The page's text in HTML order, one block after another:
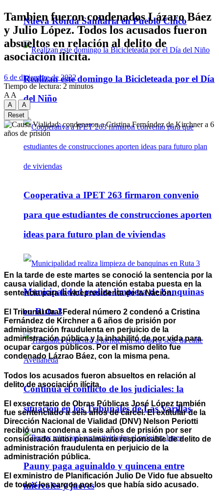
Nueva Ronda Sanitaria en Pueblo Chico
Realizan este domingo la Bicicleteada por el Día
del Niño
Cooperativa a IPET 263 firmaron convenio
para que estudiantes de construcciones aporten
ideas para futuro plan de viviendas
Municipalidad realiza limpieza de banquinas
en Ruta 3
Continúa el conflicto de los judiciales: la
situación en los Tribunales de Las Varillas
Pauny paga aguinaldo y quincena entre
miércoles y jueves
Tambien fueron condenados Lázaro Báez
y Julio López. Todos los acusados fueron
absueltos en relación al delito de
asociación ilícita.
6 de diciembre de 2022
Tiempo de lectura: 2 minutos
A A
A
A
Reset
En la tarde de este martes se conoció la sentencia por la
causa vialidad, donde la atención estaba puesta en la
sentencia para la vicepresidenta de la Nación.
El Tribunal Oral Federal número 2 condenó a Cristina
Fernández de Kirchner a 6 años de prisión por
administración fraudulenta en perjuicio de la
administración pública y la inhabilitó de por vida para
ocupar cargos públicos. Por el mismo delito fue
condenado Lázrao Báez, con la misma pena.
Todos los acusados fueron absueltos en relación al
delito de asociación ilícita.
El exsecretario de Obras Públicas José López también
fue sentenciado a seis años de cárcel. El extitular de la
Dirección Nacional de Vialidad (DNV) Nelson Periotti
recibió una condena a seis años de prisión por ser
considerado autor penalmente responsable de delito de
administración fraudulenta en perjuicio de la
administración pública.
El exministro de Planificación Julio De Vido fue absuelto
de todos los cargos por los que había sido acusado.